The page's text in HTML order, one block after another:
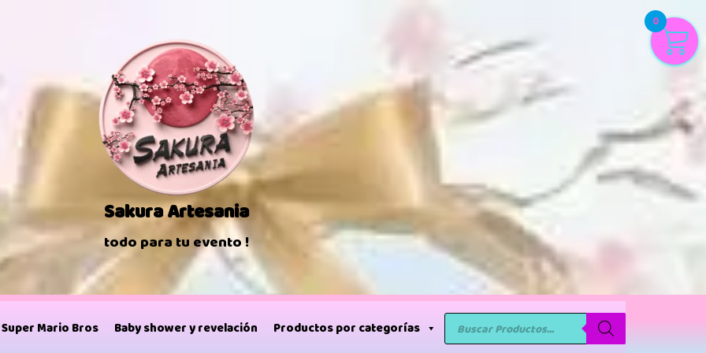
Sakura Artesania
todo para tu evento !
Super Mario Bros Baby shower y revelación Productos por categorías
0